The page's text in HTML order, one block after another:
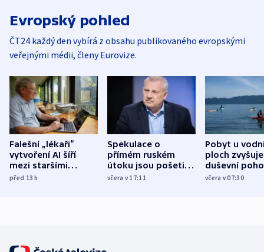
Evropský pohled
ČT24 každý den vybírá z obsahu publikovaného evropskými
veřejnými médii, členy Eurovize.
Falešní „lékaři“
vytvoření AI šíří
mezi staršími
Poláky nebezpečné
před 13h
Spekulace o
přímém ruském
útoku jsou pošetilé,
míní estonský
včera v 17:11
Pobyt u
ploch zvyšuje
duševní
ukázala
včera v 07:30